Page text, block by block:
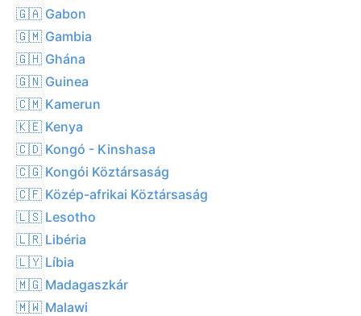
🇬🇦 Gabon
🇬🇲 Gambia
🇬🇭 Ghána
🇬🇳 Guinea
🇨🇲 Kamerun
🇰🇪 Kenya
🇨🇩 Kongó - Kinshasa
🇨🇬 Kongói Köztársaság
🇨🇫 Közép-afrikai Köztársaság
🇱🇸 Lesotho
🇱🇷 Libéria
🇱🇾 Líbia
🇲🇬 Madagaszkár
🇲🇼 Malawi